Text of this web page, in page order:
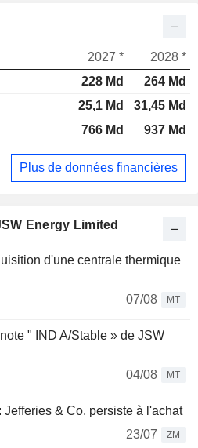
Energy Limited
d'une centrale thermique
07/08
MT
" IND A/Stable » de JSW
04/08
MT
& Co. persiste à l'achat
23/07
ZM
2027 *
2028 *
228 Md
264 Md
25,1 Md
31,45 Md
766 Md 937 Md
Plus de données financières